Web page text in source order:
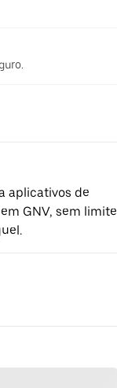
aplicativos de
GNV, sem limite